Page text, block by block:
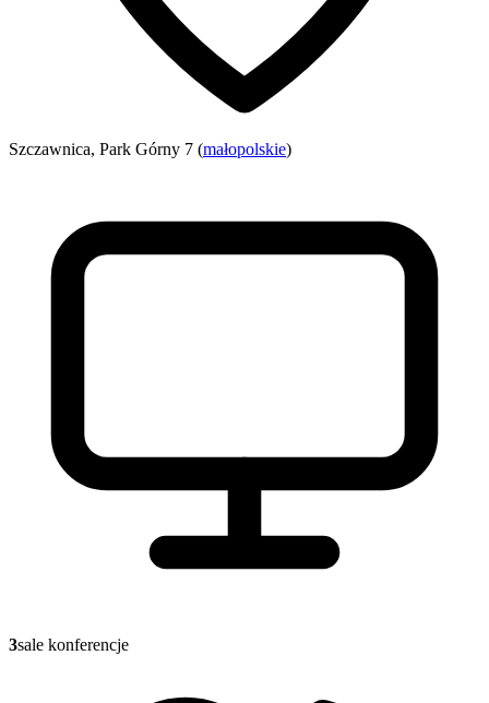
Szczawnica, Park Górny 7 (małopolskie)
3sale konferencje